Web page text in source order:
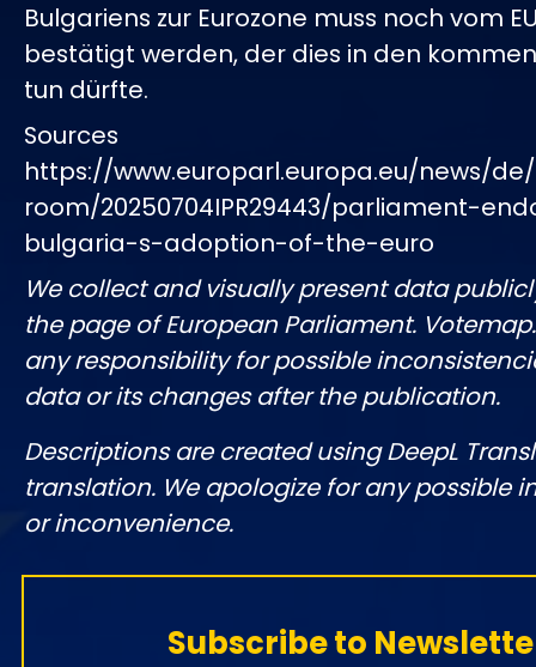
Bulgariens zur Eurozone muss noch vom
bestätigt werden, der dies in den
tun dürfte.
Sources
https://www.europarl.europa.eu/news/
room/20250704IPR29443/parliament-
bulgaria-s-adoption-of-the-euro
We collect and visually present data
the page of European Parliament.
any responsibility for possible
data or its changes after the publication.
Descriptions are created using DeepL
translation. We apologize for any possible
or inconvenience.
Subscribe to